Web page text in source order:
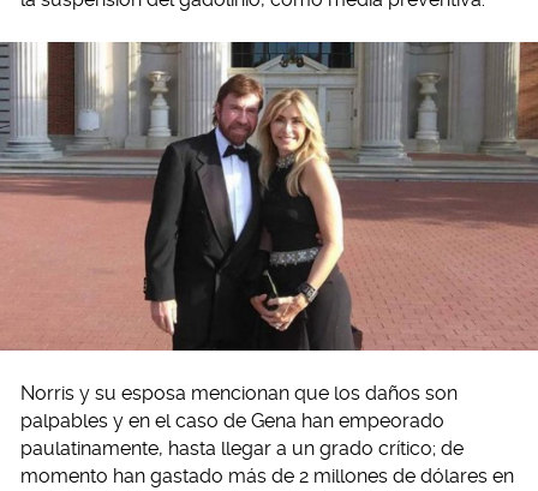
Norris y su esposa mencionan que los daños son
palpables y en el caso de Gena han empeorado
paulatinamente, hasta llegar a un grado crítico; de
momento han gastado más de 2 millones de dólares en